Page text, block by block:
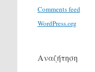
Comments feed
WordPress.org
Αναζήτηση